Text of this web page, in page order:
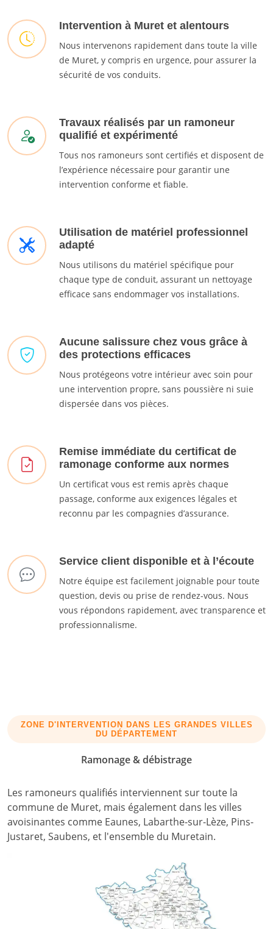
Intervention à Muret et alentours
Nous intervenons rapidement dans toute la ville
de Muret, y compris en urgence, pour assurer la
sécurité de vos conduits.
Travaux réalisés par un ramoneur
qualifié et expérimenté
Tous nos ramoneurs sont certifiés et disposent de
l’expérience nécessaire pour garantir une
intervention conforme et fiable.
Utilisation de matériel professionnel
adapté
Nous utilisons du matériel spécifique pour
chaque type de conduit, assurant un nettoyage
efficace sans endommager vos installations.
Aucune salissure chez vous grâce à
des protections efficaces
Nous protégeons votre intérieur avec soin pour
une intervention propre, sans poussière ni suie
dispersée dans vos pièces.
Remise immédiate du certificat de
ramonage conforme aux normes
Un certificat vous est remis après chaque
passage, conforme aux exigences légales et
reconnu par les compagnies d’assurance.
Service client disponible et à l’écoute
Notre équipe est facilement joignable pour toute
question, devis ou prise de rendez-vous. Nous
vous répondons rapidement, avec transparence et
professionnalisme.
ZONE D'INTERVENTION DANS LES GRANDES VILLES
DU DÉPARTEMENT
Ramonage & débistrage
Les ramoneurs qualifiés interviennent sur toute la
commune de Muret, mais également dans les villes
avoisinantes comme Eaunes, Labarthe-sur-Lèze, Pins-
Justaret, Saubens, et l'ensemble du Muretain.